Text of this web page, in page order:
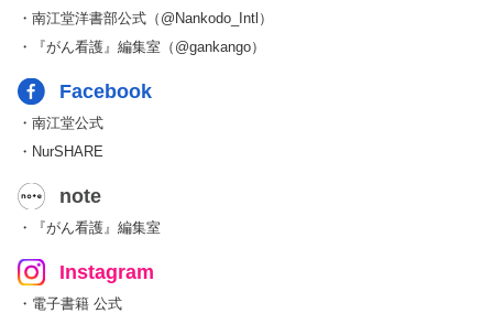
・南江堂洋書部公式（@Nankodo_Intl）
・『がん看護』編集室（@gankango）
Facebook
・南江堂公式
・NurSHARE
note
・『がん看護』編集室
Instagram
・電子書籍 公式